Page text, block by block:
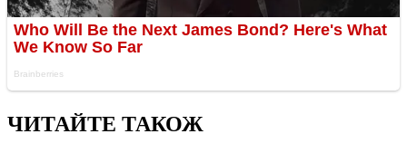
ЧИТАЙТЕ ТАКОЖ